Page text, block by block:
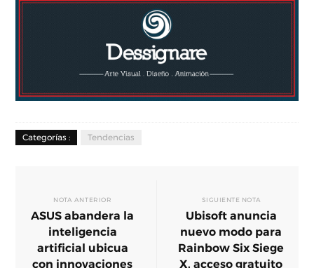
Categorías : Tendencias
NOTA ANTERIOR
ASUS abandera la
inteligencia
artificial ubicua
con innovaciones
SIGUIENTE NOTA
Ubisoft anuncia
nuevo modo para
Rainbow Six Siege
X, acceso gratuito